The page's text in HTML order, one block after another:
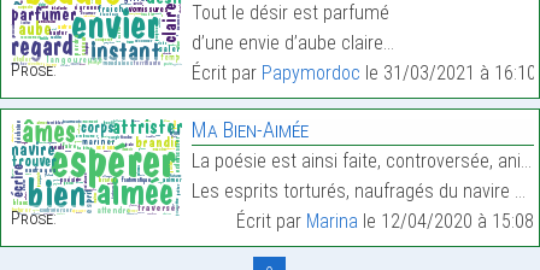
Prose:
Tout le désir est parfumé
d’une envie d’aube claire…
Écrit par Papymordoc le 31/03/2021 à 16:10
Prose:
Ma Bien-Aimée
La poésie est ainsi faite, controversée, animée po
Les esprits torturés, naufragés du navire blanc fa…
Écrit par Marina le 12/04/2020 à 15:08